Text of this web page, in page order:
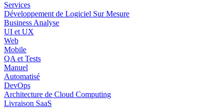
Services
Développement de Logiciel Sur Mesure
Business Analyse
UI et UX
Web
Mobile
QA et Tests
Manuel
Automatisé
DevOps
Architecture de Cloud Computing
Livraison SaaS